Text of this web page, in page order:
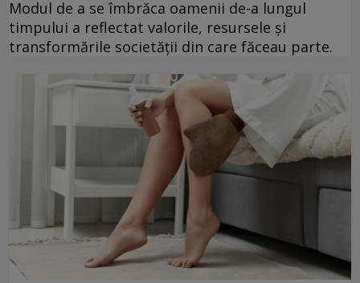
Modul de a se îmbrăca oamenii de-a lungul
timpului a reflectat valorile, resursele și
transformările societății din care făceau parte.